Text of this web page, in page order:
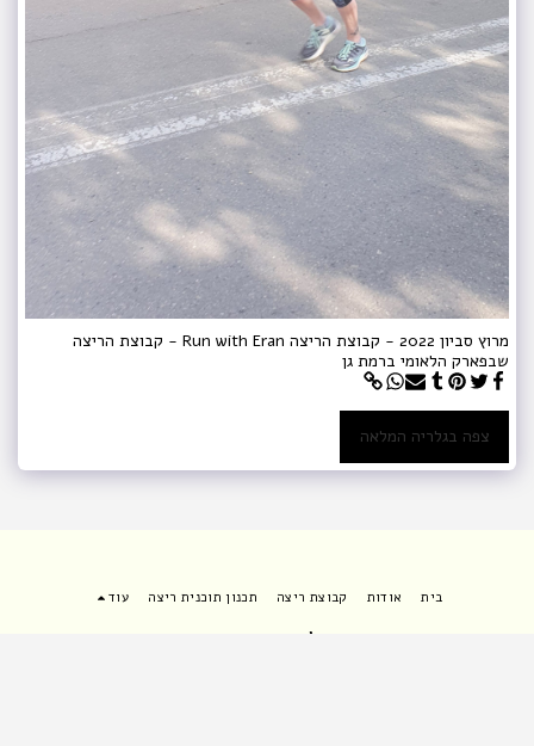
מרוץ סביון 2022 - קבוצת הריצה Run with Eran - קבוצת הריצה
שבפארק הלאומי ברמת גן
צפה בגלריה המלאה
ערן צ'רני - מאמן ריצה
בית אודות קבוצת ריצה תכנון תוכנית ריצה עוד